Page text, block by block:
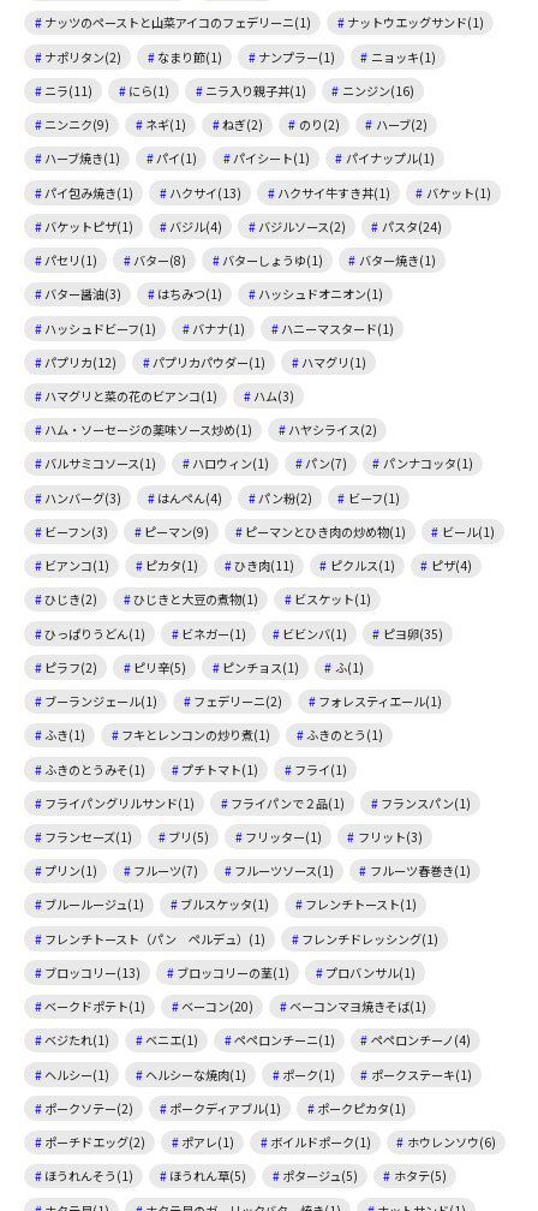
ナッツのペーストと山菜アイコのフェデリーニ(1)
ナットウエッグサンド(1)
ナポリタン(2)
なまり節(1) ナンプラー(1)
ニョッキ(1)
ニラ(11)
にら(1) ニラ入り親子丼(1)
ニンジン(16)
ニンニク(9)
ネギ(1) ねぎ(2) のり(2)
ハーブ(2)
ハーブ焼き(1)
パイ(1) パイシート(1)
パイナップル(1)
パイ包み焼き(1)
ハクサイ(13) ハクサイ牛すき丼(1)
バケット(1)
バケットピザ(1)
バジル(4) バジルソース(2)
パスタ(24)
パセリ(1)
バター(8) バターしょうゆ(1)
バター焼き(1)
バター醤油(3)
はちみつ(1)
ハッシュドオニオン(1)
ハッシュドビーフ(1)
バナナ(1)
ハニーマスタード(1)
パプリカ(12)
パプリカパウダー(1)
ハマグリ(1)
ハマグリと菜の花のビアンコ(1)
ハム(3)
ハム・ソーセージの薬味ソース炒め(1)
ハヤシライス(2)
バルサミコソース(1)
ハロウィン(1) パン(7)
パンナコッタ(1)
ハンバーグ(3)
はんぺん(4) パン粉(2)
ビーフ(1)
ビーフン(3)
ピーマン(9) ピーマンとひき肉の炒め物(1)
ビール(1)
ビアンコ(1)
ピカタ(1) ひき肉(11) ピクルス(1)
ピザ(4)
ひじき(2)
ひじきと大豆の煮物(1)
ビスケット(1)
ひっぱりうどん(1)
ビネガー(1) ビビンバ(1)
ピヨ卵(35)
ピラフ(2)
ピリ辛(5) ピンチョス(1)
ふ(1)
ブーランジェール(1)
フェデリーニ(2)
フォレスティエール(1)
ふき(1)
フキとレンコンの炒り煮(1)
ふきのとう(1)
ふきのとうみそ(1)
プチトマト(1)
フライ(1)
フライパングリルサンド(1)
フライパンで２品(1)
フランスパン(1)
フランセーズ(1)
ブリ(5) フリッター(1)
フリット(3)
プリン(1)
フルーツ(7) フルーツソース(1)
フルーツ春巻き(1)
ブルールージュ(1)
ブルスケッタ(1)
フレンチトースト(1)
フレンチトースト（パン ペルデュ）(1)
フレンチドレッシング(1)
ブロッコリー(13)
ブロッコリーの茎(1)
プロバンサル(1)
ベークドポテト(1)
ベーコン(20)
ベーコンマヨ焼きそば(1)
ベジたれ(1)
ベニエ(1) ペペロンチーニ(1)
ペペロンチーノ(4)
ヘルシー(1)
ヘルシーな焼肉(1) ポーク(1)
ポークステーキ(1)
ポークソテー(2)
ポークディアブル(1)
ポークピカタ(1)
ポーチドエッグ(2)
ポアレ(1) ボイルドポーク(1)
ホウレンソウ(6)
ほうれんそう(1)
ほうれん草(5) ポタージュ(5)
ホタテ(5)